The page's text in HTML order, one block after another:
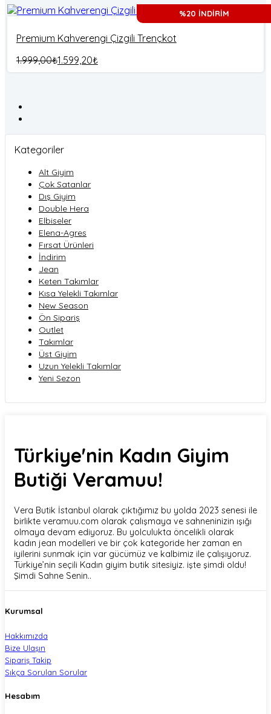
%20 İNDİRİM
Premium Kahverengi Çizgili Trençkot
1.999,00₺1.599,20₺
Kategoriler
Alt Giyim
Çok Satanlar
Dış Giyim
Double Hera
Elbiseler
Elena-Agres
Fırsat Ürünleri
İndirim
Jean
Keten Takımlar
Kısa Yelekli Takımlar
New Season
Ön Sipariş
Outlet
Takımlar
Üst Giyim
Uzun Yelekli Takımlar
Yeni Sezon
Türkiye'nin Kadın Giyim
Butiği Veramuu!
Vera Butik İstanbul olarak çıktığımız bu yolda 2023 senesi ile
birlikte veramuu.com olarak çalışmaya ve sahneninizin ışığı
olmaya devam ediyoruz. Bu yolculukta öncelikli olarak
kadın jean modelleri ve bir çok kategoride her zaman en
iyilerini sunmak için var gücümüz ve kalbimiz ile çalışıyoruz.
Türkiye’nin seçili Kadın giyim butik sitesiyiz. işte şimdi oldu!
Şimdi Sahne Senin..
Kurumsal
Hakkımızda
Bize Ulaşın
Sipariş Takip
Sıkça Sorulan Sorular
Hesabım